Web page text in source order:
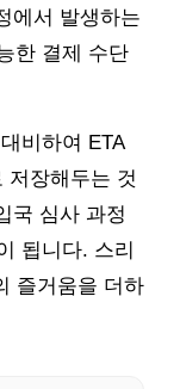
에서 발생하는
한 결제 수단
비하여 ETA
저장해두는 것
국 심사 과정
됩니다. 스리
즐거움을 더하